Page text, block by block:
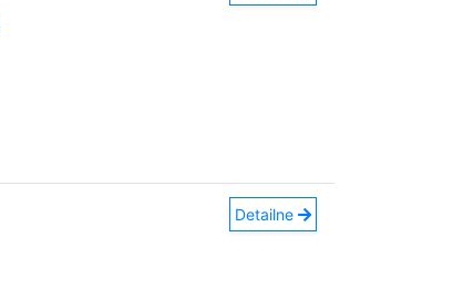
Detailne